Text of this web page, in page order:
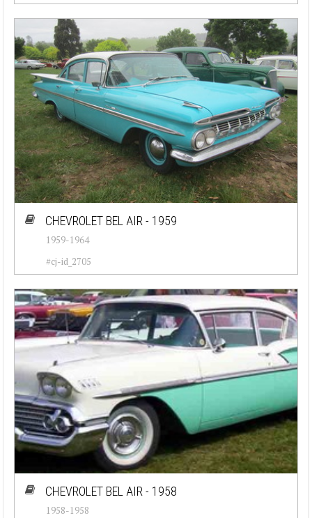
CHEVROLET BEL AIR - 1959
1959-1964
#cj-id_2705
CHEVROLET BEL AIR - 1958
1958-1958